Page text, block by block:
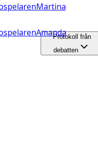
Martina
AmandaProtokoll från
debatten